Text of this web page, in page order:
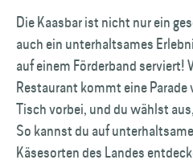
Die Kaasbar ist nicht nur ein
auch ein unterhaltsames
auf einem Förderband serviert!
Restaurant kommt eine
Tisch vorbei, und du wählst
So kannst du auf
Käsesorten des Landes